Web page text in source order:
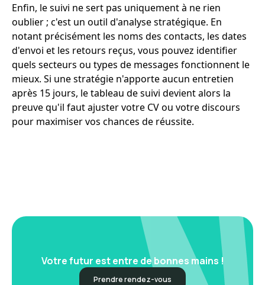
Enfin, le suivi ne sert pas uniquement à ne rien
oublier ; c'est un outil d'analyse stratégique. En
notant précisément les noms des contacts, les dates
d'envoi et les retours reçus, vous pouvez identifier
quels secteurs ou types de messages fonctionnent le
mieux. Si une stratégie n'apporte aucun entretien
après 15 jours, le tableau de suivi devient alors la
preuve qu'il faut ajuster votre CV ou votre discours
pour maximiser vos chances de réussite.
Votre futur est entre de bonnes mains !
Prendre rendez-vous